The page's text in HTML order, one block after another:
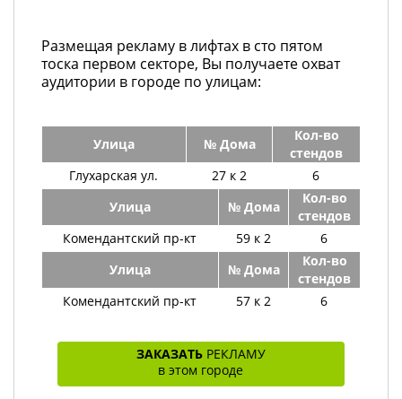
Размещая рекламу в лифтах в сто пятом
тоска первом секторе, Вы получаете охват
аудитории в городе по улицам:
Улица № Дома
Кол-во
стендов
Глухарская ул.
27 к 2
6
Улица
№ Дома
Кол-во
стендов
Комендантский пр-кт
59 к 2
6
Улица
№ Дома
Кол-во
стендов
Комендантский пр-кт
57 к 2 6
ЗАКАЗАТЬРЕКЛАМУ
в этом городе